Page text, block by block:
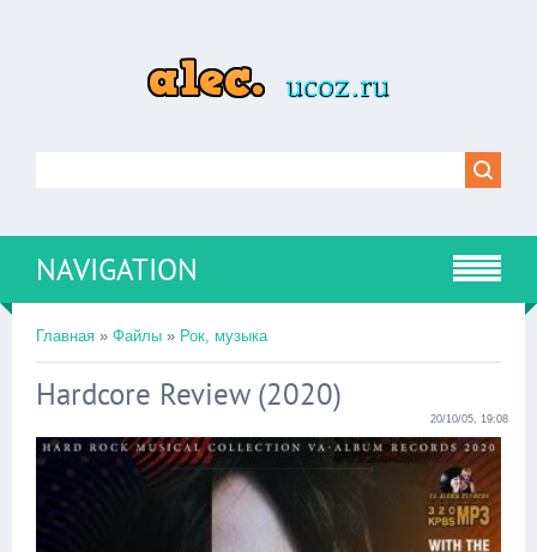
NAVIGATION
Главная » Файлы » Рок, музыка
Hardcore Review (2020)
20/10/05, 19:08